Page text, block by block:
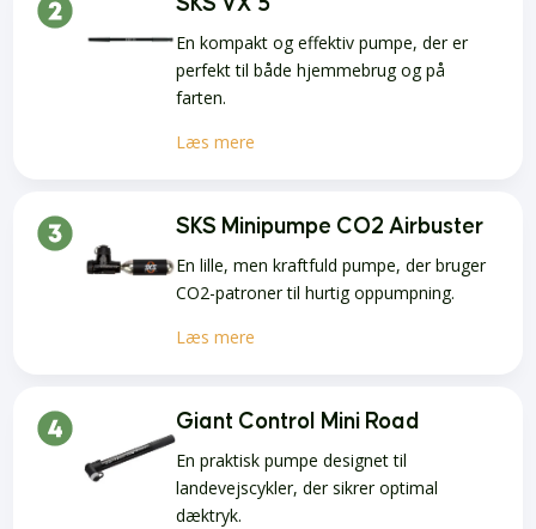
En kompakt og effektiv pumpe, der er
perfekt til både hjemmebrug og på
farten.
Læs mere
SKS Minipumpe CO2 Airbuster
En lille, men kraftfuld pumpe, der bruger
CO2-patroner til hurtig oppumpning.
Læs mere
Giant Control Mini Road
En praktisk pumpe designet til
landevejscykler, der sikrer optimal
dæktryk.